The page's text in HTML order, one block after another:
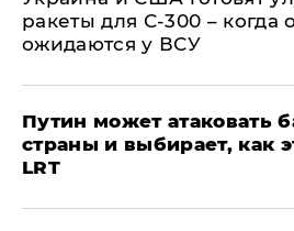
ракеты для С-300 – когда
ожидаются у ВСУ
Путин может атаковать
страны и выбирает, как
LRT